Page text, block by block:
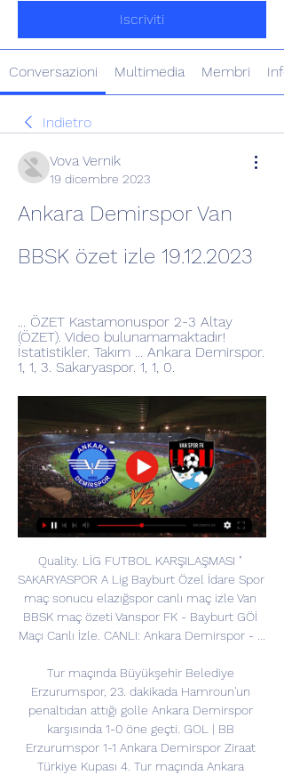
Iscriviti
Conversazioni Multimedia Membri Info
Indietro
Vova Vernik
19 dicembre 2023
Ankara Demirspor Van
BBSK özet izle 19.12.2023
... ÖZET Kastamonuspor 2-3 Altay
(ÖZET). Video bulunamamaktadır!
İstatistikler. Takım ... Ankara Demirspor.
1, 1, 3. Sakaryaspor. 1, 1, 0.
Quality. LİG FUTBOL KARŞILAŞMASI "
SAKARYASPOR A Lig Bayburt Özel İdare Spor
maç sonucu elazığspor canlı maç izle Van
BBSK maç özeti Vanspor FK - Bayburt GÖİ
Maçı Canlı İzle. CANLI: Ankara Demirspor - ...
Tur maçında Büyükşehir Belediye
Erzurumspor, 23. dakikada Hamroun'un
penaltıdan attığı golle Ankara Demirspor
karşısında 1-0 öne geçti. GOL | BB
Erzurumspor 1-1 Ankara Demirspor Ziraat
Türkiye Kupası 4. Tur maçında Ankara